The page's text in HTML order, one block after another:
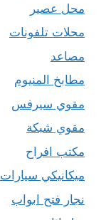
محل عصير
محلات تلفونات
مصاعد
مطابخ المنيوم
مقوي سيرفس
مقوي شبكة
مكتب افراح
ميكانيكي سيارات
نجار فتح ابواب